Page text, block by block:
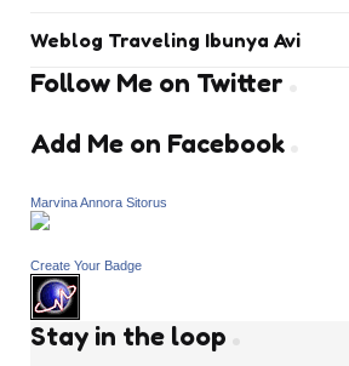
Weblog Traveling Ibunya Avi
Follow Me on Twitter
Add Me on Facebook
Marvina Annora Sitorus
Create Your Badge
Stay in the loop